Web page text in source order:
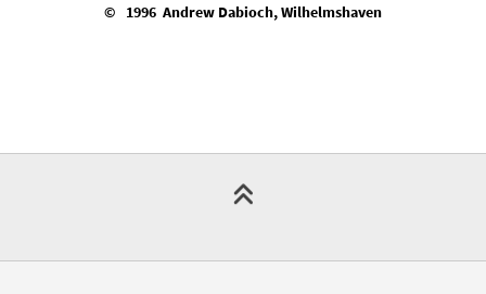
© 1996 Andrew Dabioch, Wilhelmshaven